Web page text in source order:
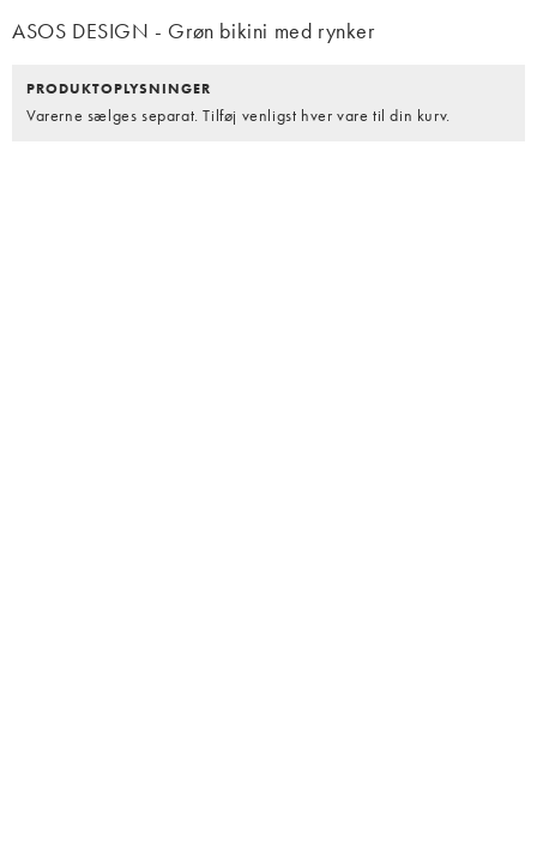
ASOS DESIGN - Grøn bikini med rynker
PRODUKTOPLYSNINGER
Varerne sælges separat. Tilføj venligst hver vare til din kurv.